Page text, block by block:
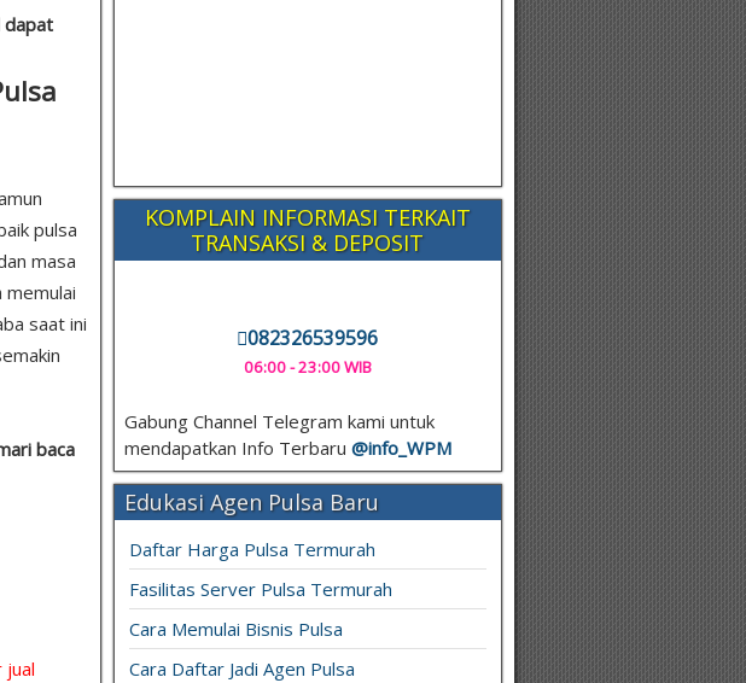
dapat
pulsa
masa
memulai
saat ini
baca
jual
KOMPLAIN INFORMASI TERKAIT
TRANSAKSI & DEPOSIT
082326539596
06:00 - 23:00 WIB
Gabung Channel Telegram kami untuk
mendapatkan Info Terbaru @info_ WPM
Edukasi Agen Pulsa Baru
Daftar Harga Pulsa Termurah
Fasilitas Server Pulsa Termurah
Cara Memulai Bisnis Pulsa
Cara Daftar Jadi Agen Pulsa